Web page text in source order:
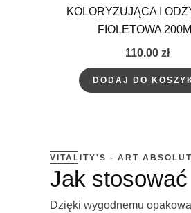
KOLORYZUJĄCA I
FIOLETOWA
110.00 zł
DODAJ DO
VITALITY'S - ART
Jak
Dzięki wygodnemu